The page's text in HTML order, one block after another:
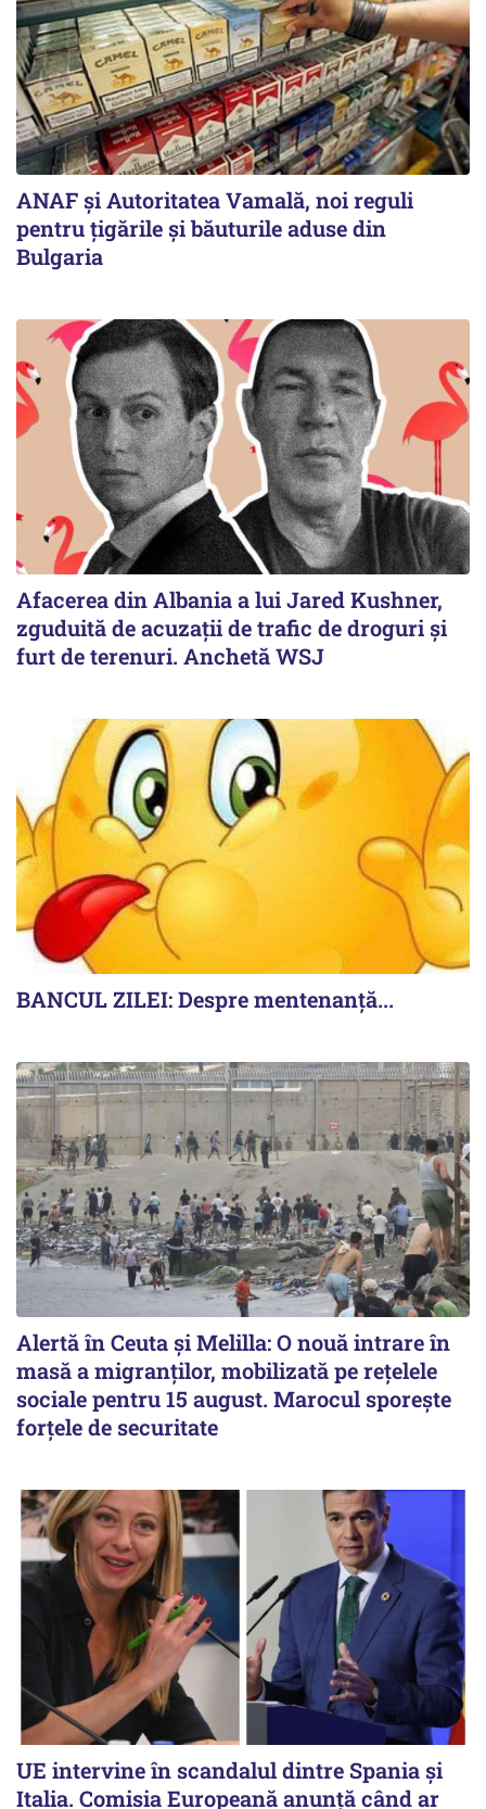
ANAF și Autoritatea Vamală, noi reguli
pentru țigările și băuturile aduse din
Bulgaria
Afacerea din Albania a lui Jared Kushner,
zguduită de acuzații de trafic de droguri și
furt de terenuri. Anchetă WSJ
BANCUL ZILEI: Despre mentenanță...
Alertă în Ceuta și Melilla: O nouă intrare în
masă a migranților, mobilizată pe rețelele
sociale pentru 15 august. Marocul sporește
forțele de securitate
UE intervine în scandalul dintre Spania și
Italia. Comisia Europeană anunță când ar